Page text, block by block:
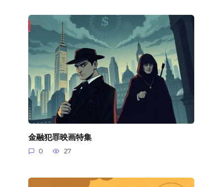
金融犯罪映画特集
0 27